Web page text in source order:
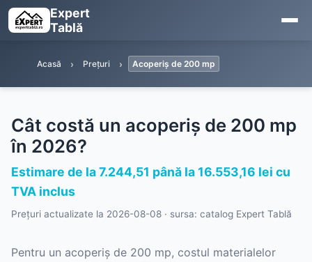
Expert
Tablă
Acasă Prețuri Acoperiș de 200 mp
Cât costă un acoperiș de 200 mp
în 2026?
Estimare de la 7.244,51 până la 16.553,16 lei cu
TVA inclus
Prețuri actualizate la 2026-08-08 · sursa: catalog Expert Tablă
Pentru un acoperiș de 200 mp, costul materialelor